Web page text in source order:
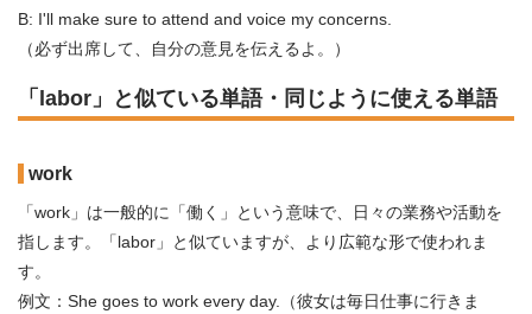
B: I'll make sure to attend and voice my concerns.
（必ず出席して、自分の意見を伝えるよ。）
「labor」と似ている単語・同じように使える単語
work
「work」は一般的に「働く」という意味で、日々の業務や活動を
指します。「labor」と似ていますが、より広範な形で使われま
す。
例文：She goes to work every day.（彼女は毎日仕事に行きま